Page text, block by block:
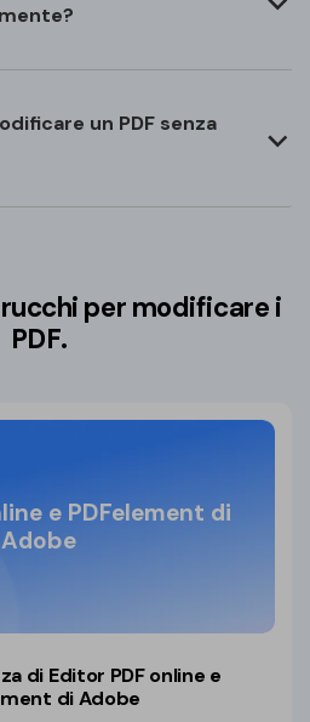
un PDF senza
per modificare i
PDF.
e PDFelement di
Adobe
di Editor PDFonline e
di Adobe